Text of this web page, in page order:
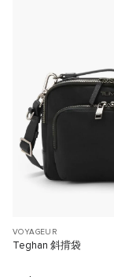
VOYAGEUR
Teghan 斜揹袋